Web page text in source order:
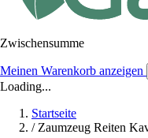
Zwischensumme
Meinen Warenkorb anzeigen
Loading...
Startseite
/ Zaumzeug Reiten